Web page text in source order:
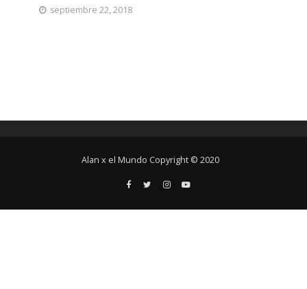
septiembre 22, 2018
Alan x el Mundo Copyright © 2020